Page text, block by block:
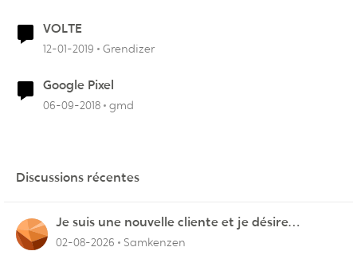
VOLTE
12-01-2019 Grendizer
Google Pixel
06-09-2018 gmd
Discussions récentes
Je suis une nouvelle cliente et je désire
connecter mon appareil sur videotron
02-08-2026 Samkenzen